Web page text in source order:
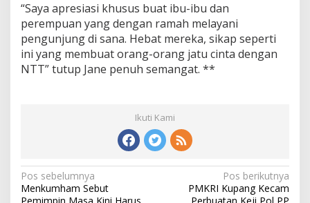
“Saya apresiasi khusus buat ibu-ibu dan
perempuan yang dengan ramah melayani
pengunjung di sana. Hebat mereka, sikap seperti
ini yang membuat orang-orang jatu cinta dengan
NTT” tutup Jane penuh semangat. **
Ikuti Kami
N
a
Pos sebelumnya
Menkumham Sebut
Pos berikutnya
PMKRI Kupang Kecam